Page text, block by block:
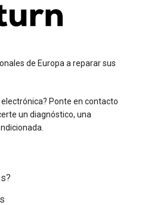
de Europa a reparar sus
Ponte en contacto
un diagnóstico, una